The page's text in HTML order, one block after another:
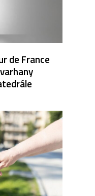
de France